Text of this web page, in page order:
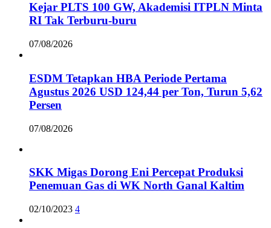
Kejar PLTS 100 GW, Akademisi ITPLN Minta
RI Tak Terburu-buru
07/08/2026
ESDM Tetapkan HBA Periode Pertama
Agustus 2026 USD 124,44 per Ton, Turun 5,62
Persen
07/08/2026
SKK Migas Dorong Eni Percepat Produksi
Penemuan Gas di WK North Ganal Kaltim
02/10/2023 4